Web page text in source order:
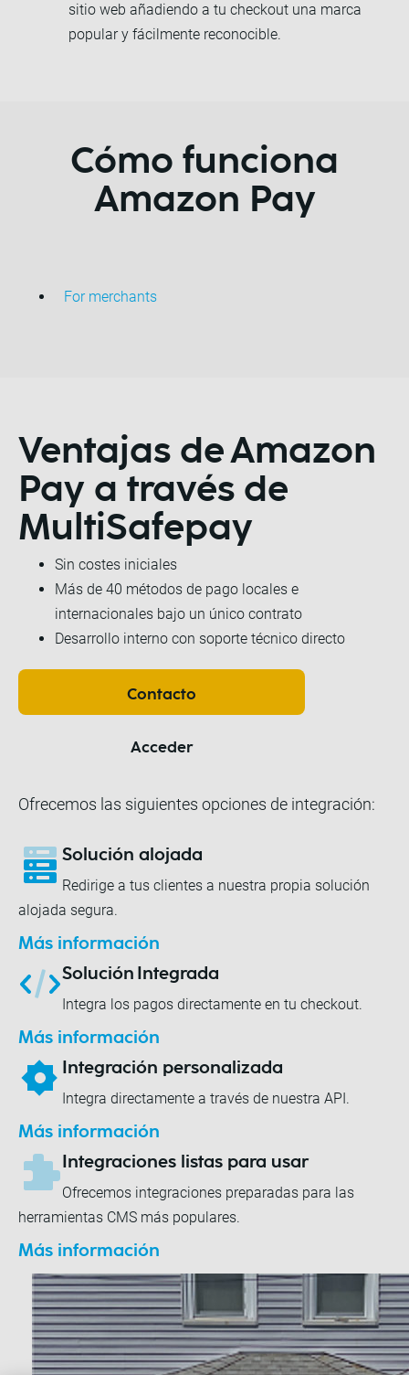
sitio web añadiendo a tu checkout una marca
popular y fácilmente reconocible.
Cómo funciona
Amazon Pay
For merchants
Ventajas deAmazon
Pay a través de
MultiSafepay
Sin costes iniciales
Más de 40 métodos de pago locales e
internacionales bajo un único contrato
Desarrollo interno con soporte técnico directo
Contacto
Acceder
Ofrecemos las siguientes opciones de integración:
Solución alojada
Redirige a tus clientes a nuestra propia solución
alojada segura.
Más información
Solución Integrada
Integra los pagos directamente en tu checkout.
Más información
Integración personalizada
Integra directamente a través de nuestra API.
Más información
Integraciones listas para usar
Ofrecemos integraciones preparadas para las
herramientas CMS más populares.
Más información